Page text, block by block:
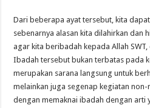
Dari beberapa ayat tersebut, kita
sebenarnya alasan kita dilahirkan dan
agar kita beribadah kepada Allah
Ibadah tersebut bukan terbatas pada
merupakan sarana langsung untuk
melainkan juga segenap kegiatan
dengan memaknai ibadah dengan arti